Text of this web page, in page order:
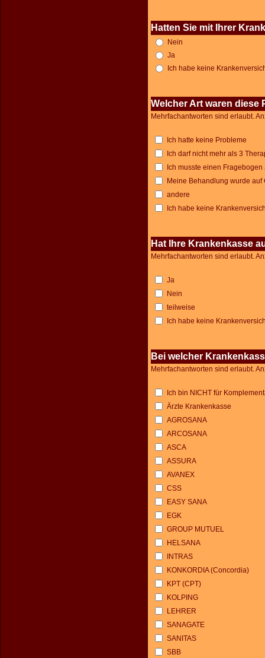
Hatten Sie mit Ihrer
Nein
Ja
Ich habe keine
Welcher Art waren diese
Mehrfachantworten sind erlaubt.
Ich hatte keine Probleme
Ich darf nicht mehr als 3
Ich musste einen
Meine Behandlung wurde
andere
Ich habe keine
Hat Ihre Krankenkasse
Mehrfachantworten sind erlaubt.
Ja
Nein
teilweise
Ich habe keine
Bei welcher
Mehrfachantworten sind erlaubt.
Ich bin NICHT für
Ärzte Krankenkasse
AGROSANA
ARCOSANA
ASCA
ASSURA
AVANEX
CSS
EASY SANA
EGK
GROUP MUTUEL
HELSANA
INTRAS
KONKORDIA (Concordia)
KPT (CPT)
KOLPING
LEHRER
SANAGATE
SANITAS
SBB